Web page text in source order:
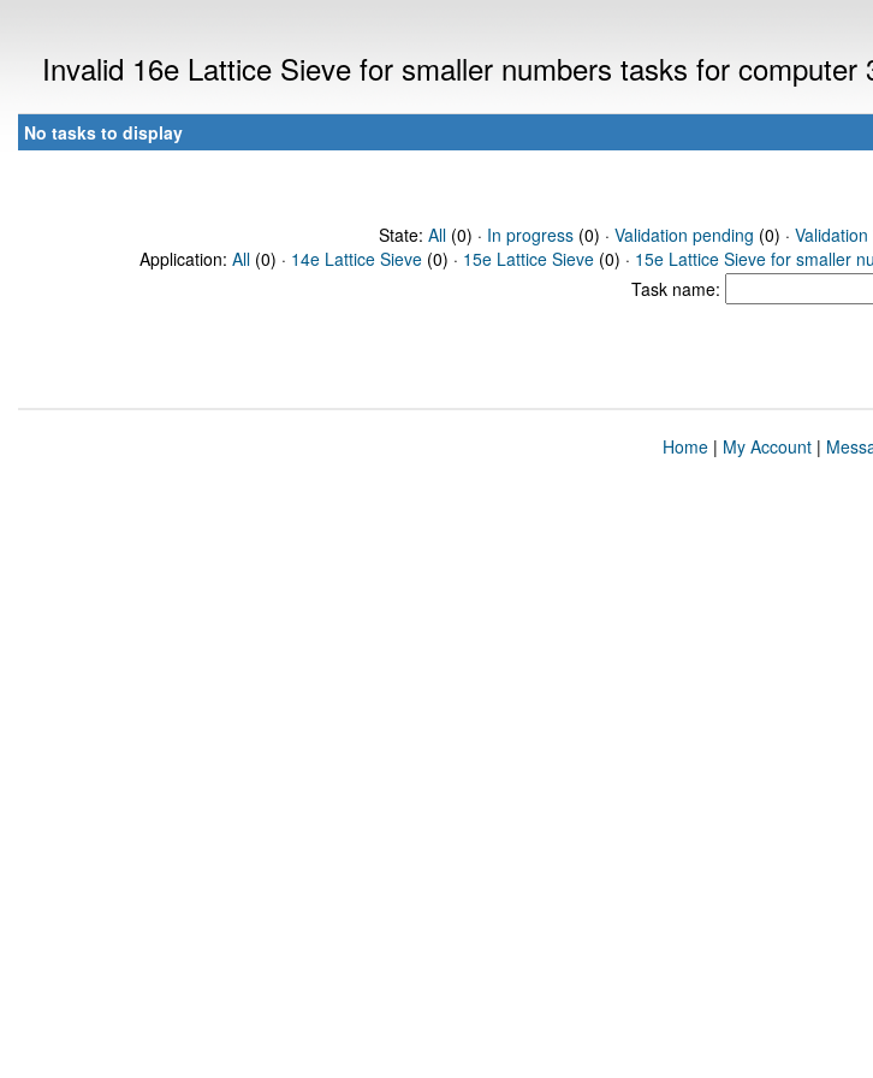
Invalid 16e Lattice Sieve for smaller numbers tasks for computer
No tasks to display
State: All(0) · In progress(0) · Validation pending (0) ·
Application: All (0) · 14e Lattice Sieve (0) · 15e Lattice Sieve (0) · 15e Lattice Sieve for smaller
Task name:
Home| My Account|